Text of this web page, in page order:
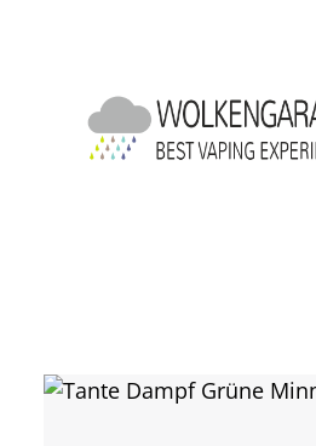
Bildergalerie überspringen